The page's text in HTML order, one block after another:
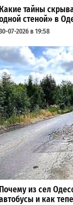
Какие тайны
стеной» в
07-2026 в 19:58
Почему из сел
и как